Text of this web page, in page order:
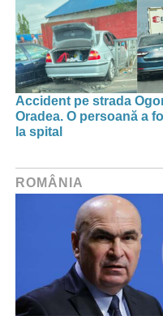
Accident pe strada
Oradea. O persoană a
la spital
ROMÂNIA